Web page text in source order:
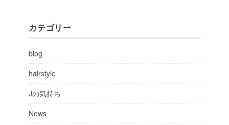
カテゴリー
blog
hairstyle
Jの気持ち
News